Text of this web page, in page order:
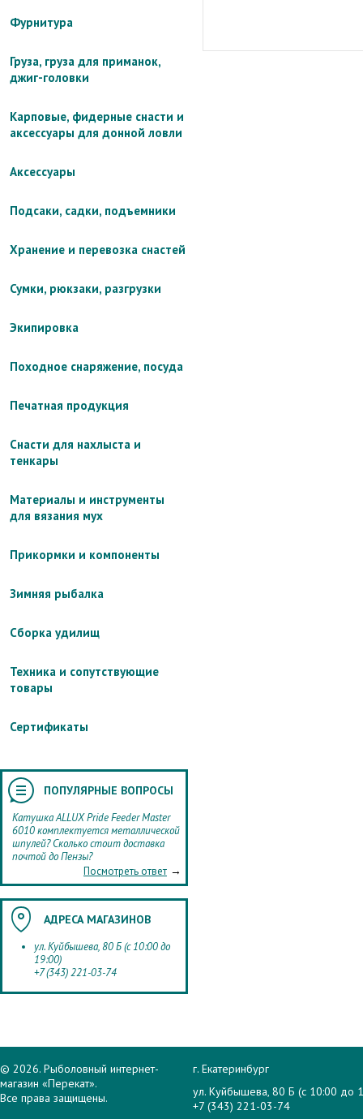
Фурнитура
Груза, груза для приманок,
джиг-головки
Карповые, фидерные снасти и
аксессуары для донной ловли
Аксессуары
Подсаки, садки, подъемники
Хранение и перевозка снастей
Сумки, рюкзаки, разгрузки
Экипировка
Походное снаряжение, посуда
Печатная продукция
Снасти для нахлыста и
тенкары
Материалы и инструменты
для вязания мух
Прикормки и компоненты
Зимняя рыбалка
Сборка удилищ
Техника и сопутствующие
товары
Сертификаты
ПОПУЛЯРНЫЕ ВОПРОСЫ
Катушка ALLUX Pride Feeder Master
6010 комплектуется металлической
шпулей? Сколько стоит доставка
почтой до Пензы?
Посмотреть ответ →
АДРЕСА МАГАЗИНОВ
ул. Куйбышева, 80 Б (с 10:00 до
19:00)
+7 (343) 221-03-74
© 2026. Рыболовный интернет-
магазин «Перекат».
Все права защищены.
г. Екатеринбург
ул. Куйбышева, 80 Б (с 10:00 до
+7 (343) 221-03-74